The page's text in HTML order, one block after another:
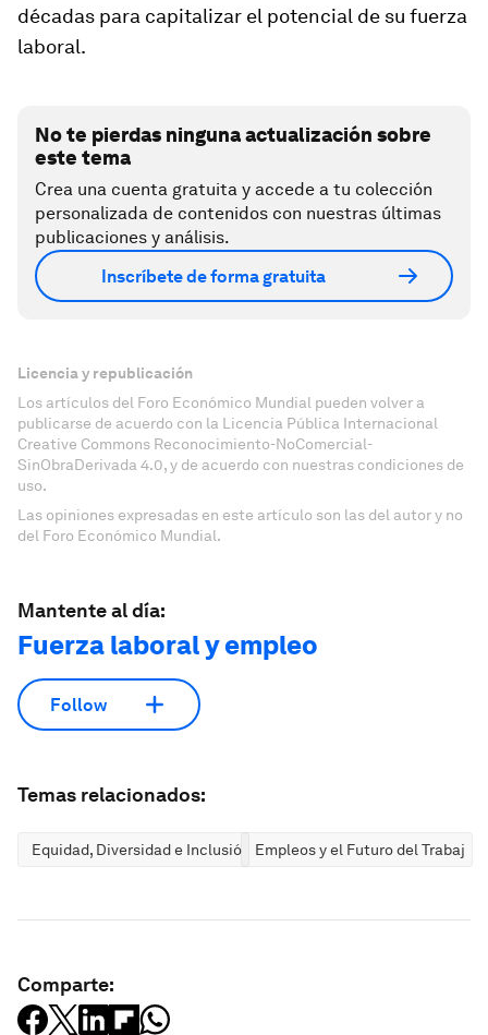
décadas para capitalizar el potencial de su fuerza
laboral.
No te pierdas ninguna actualización sobre
este tema
Crea una cuenta gratuita y accede a tu colección
personalizada de contenidos con nuestras últimas
publicaciones y análisis.
Inscríbete de forma gratuita
Licencia y republicación
Los artículos del Foro Económico Mundial pueden volver a
publicarse de acuerdo con la Licencia Pública Internacional
Creative Commons Reconocimiento-NoComercial-
SinObraDerivada 4.0, y de acuerdo con nuestras condiciones de
uso.
Las opiniones expresadas en este artículo son las del autor y no
del Foro Económico Mundial.
Mantente al día:
Fuerza laboral y empleo
Follow
Temas relacionados:
Equidad, Diversidad e Inclusión Empleos y el Futuro del Trabajo
Comparte: